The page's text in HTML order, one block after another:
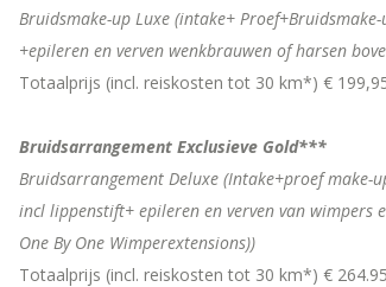
Bruidsmake-up Luxe (intake+
+epileren en verven wenkbrauwen of harsen
Totaalprijs (incl. reiskosten tot 30 km*) €
Bruidsarrangement Exclusieve Gold***
Bruidsarrangement Deluxe (Intake+proef make-
incl lippenstift+ epileren en verven van wimpers
One By One Wimperextensions))
Totaalprijs (incl. reiskosten tot 30 km*) € 264.95